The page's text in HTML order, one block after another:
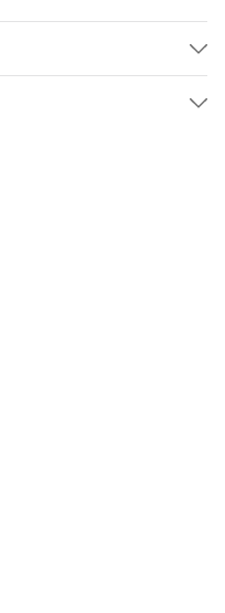
брать на
боковыми наклонными